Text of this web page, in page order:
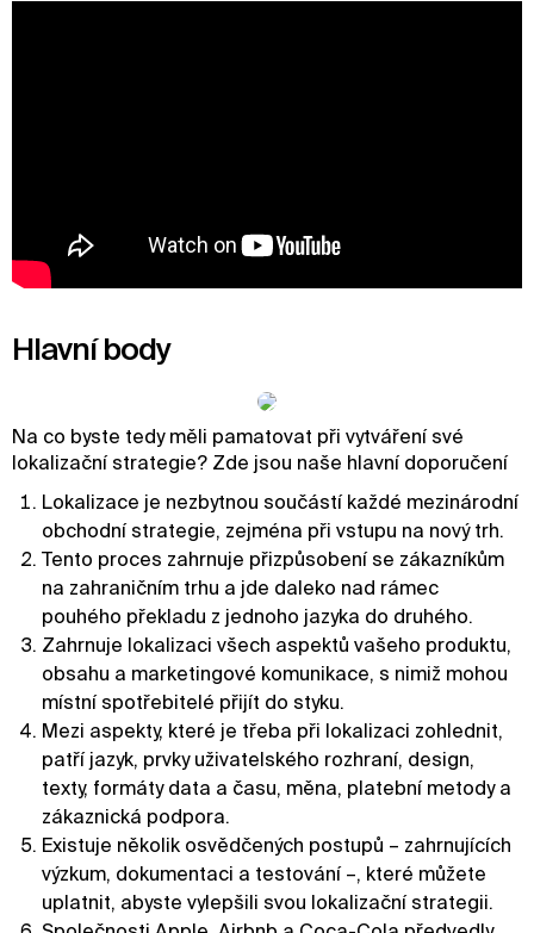
Hlavní body
Na co byste tedy měli pamatovat při vytváření své
lokalizační strategie? Zde jsou naše hlavní doporučení
Lokalizace je nezbytnou součástí každé mezinárodní
obchodní strategie, zejména při vstupu na nový trh.
Tento proces zahrnuje přizpůsobení se zákazníkům
na zahraničním trhu a jde daleko nad rámec
pouhého překladu z jednoho jazyka do druhého.
Zahrnuje lokalizaci všech aspektů vašeho produktu,
obsahu a marketingové komunikace, s nimiž mohou
místní spotřebitelé přijít do styku.
Mezi aspekty, které je třeba při lokalizaci zohlednit,
patří jazyk, prvky uživatelského rozhraní, design,
texty, formáty data a času, měna, platební metody a
zákaznická podpora.
Existuje několik osvědčených postupů – zahrnujících
výzkum, dokumentaci a testování –, které můžete
uplatnit, abyste vylepšili svou lokalizační strategii.